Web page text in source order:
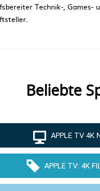
Technik-, Games-
Beliebte
APPLE TV 4K
APPLE TV: 4K